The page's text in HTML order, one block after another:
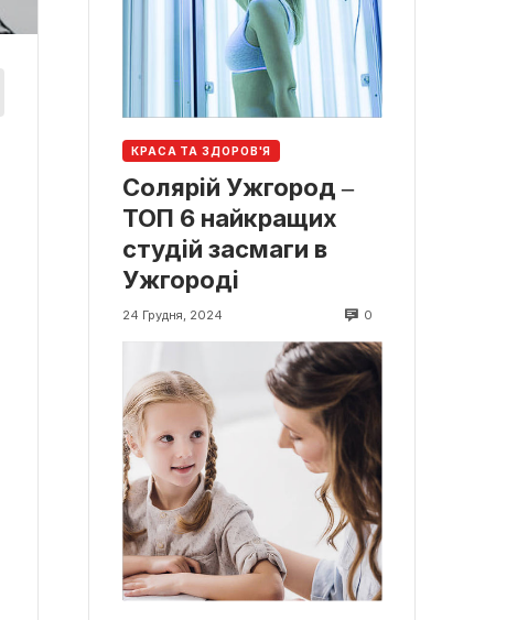
КРАСА ТА ЗДОРОВ'Я
Солярій Ужгород ‒
ТОП 6 найкращих
студій засмаги в
Ужгороді
24 Грудня, 2024 0